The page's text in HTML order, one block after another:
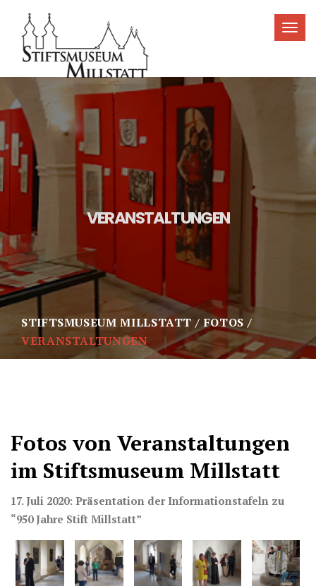
VERANSTALTUNGEN
STIFTSMUSEUM MILLSTATT
FOTOS
VERANSTALTUNGEN
Fotos von Veranstaltungen
im Stiftsmuseum Millstatt
17. Juli 2020: Präsentation der Informationstafeln zu
“950 Jahre Stift Millstatt”